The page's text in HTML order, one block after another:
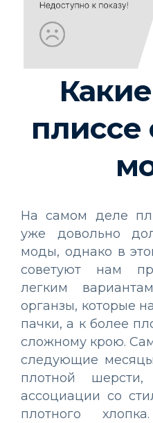
плиссе
На самом деле
уже довольно
моды, однако в
советуют нам
легким
органзы, которые
пачки, а к более
сложному крою.
следующие
плотной шерсти,
ассоциации со
плотного